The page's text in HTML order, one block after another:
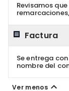
Revisamos
Factura
Se entrega
nombre del
Ver menos